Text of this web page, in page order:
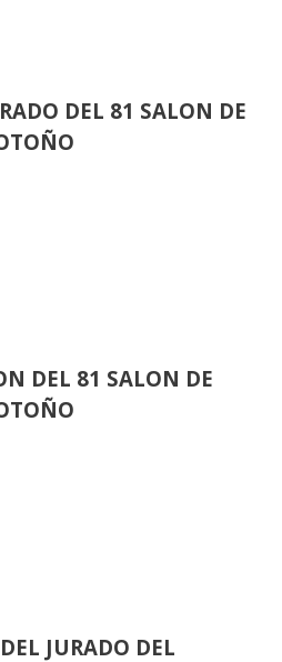
DEL 81 SALON DE
DEL 81 SALON DE
JURADO DEL